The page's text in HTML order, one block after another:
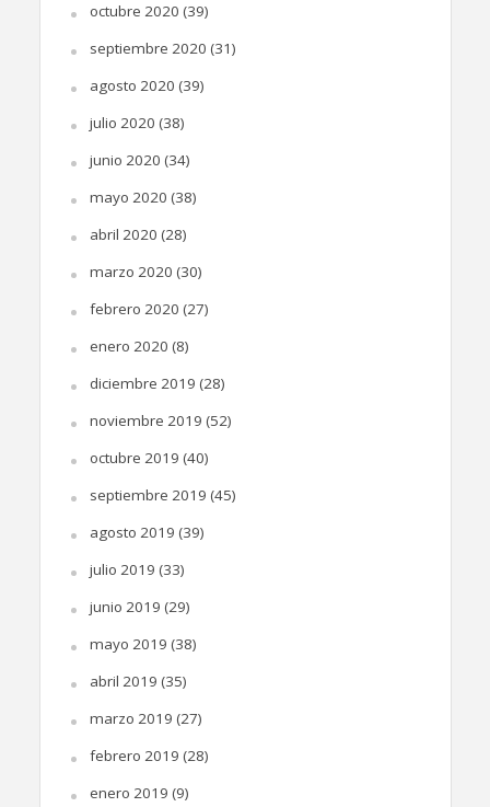
octubre 2020 (39)
septiembre 2020 (31)
agosto 2020 (39)
julio 2020 (38)
junio 2020 (34)
mayo 2020 (38)
abril 2020 (28)
marzo 2020 (30)
febrero 2020 (27)
enero 2020 (8)
diciembre 2019 (28)
noviembre 2019 (52)
octubre 2019 (40)
septiembre 2019 (45)
agosto 2019 (39)
julio 2019 (33)
junio 2019 (29)
mayo 2019 (38)
abril 2019 (35)
marzo 2019 (27)
febrero 2019 (28)
enero 2019 (9)